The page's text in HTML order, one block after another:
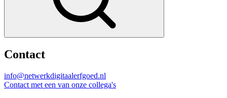
Contact
info@netwerkdigitaalerfgoed.nl
Contact met een van onze collega's